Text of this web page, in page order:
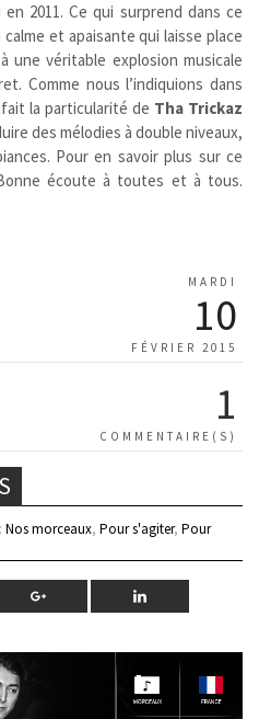
2011. Ce qui surprend dans ce
et apaisante qui laisse place
une véritable explosion musicale
Comme nous l’indiquions dans
la particularité de Tha Trickaz
des mélodies à double niveaux,
Pour en savoir plus sur ce
écoute à toutes et à tous.
MARDI
10
FÉVRIER 2015
1
COMMENTAIRE(S)
Nos morceaux, Pour s'agiter, Pour